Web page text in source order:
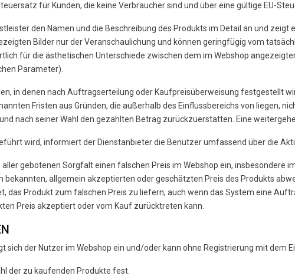
für Kunden, die keine Verbraucher sind und über eine gültige EU-
den Namen und die Beschreibung des Produkts im Detail an und
Bilder nur der Veranschaulichung und können geringfügig vom
für die ästhetischen Unterschiede zwischen dem im Webshop
Parameter).
in denen nach Auftragserteilung oder Kaufpreisüberweisung festgestellt
Fristen aus Gründen, die außerhalb des Einflussbereichs von liegen,
nach seiner Wahl den gezahlten Betrag zurückzuerstatten. Eine
wird, informiert der Dienstanbieter die Benutzer umfassend über die
gebotenen Sorgfalt einen falschen Preis im Webshop ein, insbesondere
allgemein akzeptierten oder geschätzten Preis des Produkts
das Produkt zum falschen Preis zu liefern, auch wenn das System eine
Preis akzeptiert oder vom Kauf zurücktreten kann.
sich der Nutzer im Webshop ein und/oder kann ohne Registrierung mit dem
der zu kaufenden Produkte fest.